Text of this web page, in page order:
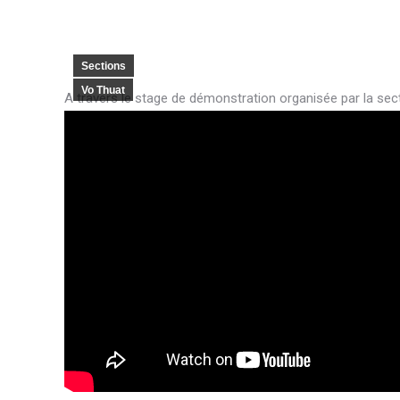
Sections
Vo Thuat
A travers le stage de démonstration organisée par la